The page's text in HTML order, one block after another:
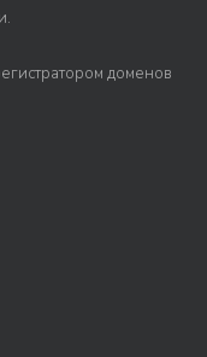
доменов